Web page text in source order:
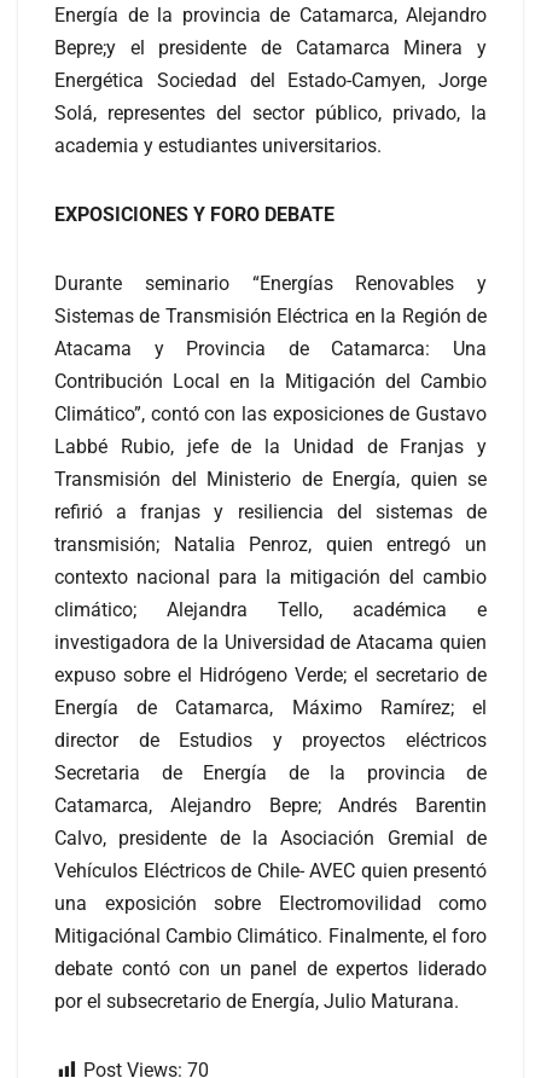
Energía de la provincia de Catamarca, Alejandro
Bepre;y el presidente de Catamarca Minera y
Energética Sociedad del Estado-Camyen, Jorge
Solá, representes del sector público, privado, la
academia y estudiantes universitarios.
EXPOSICIONES Y FORO DEBATE
Durante seminario “Energías Renovables y
Sistemas de Transmisión Eléctrica en la Región de
Atacama y Provincia de Catamarca: Una
Contribución Local en la Mitigación del Cambio
Climático”, contó con las exposiciones de Gustavo
Labbé Rubio, jefe de la Unidad de Franjas y
Transmisión del Ministerio de Energía, quien se
refirió a franjas y resiliencia del sistemas de
transmisión; Natalia Penroz, quien entregó un
contexto nacional para la mitigación del cambio
climático; Alejandra Tello, académica e
investigadora de la Universidad de Atacama quien
expuso sobre el Hidrógeno Verde; el secretario de
Energía de Catamarca, Máximo Ramírez; el
director de Estudios y proyectos eléctricos
Secretaria de Energía de la provincia de
Catamarca, Alejandro Bepre; Andrés Barentin
Calvo, presidente de la Asociación Gremial de
Vehículos Eléctricos de Chile- AVEC quien presentó
una exposición sobre Electromovilidad como
Mitigaciónal Cambio Climático. Finalmente, el foro
debate contó con un panel de expertos liderado
por el subsecretario de Energía, Julio Maturana.
Post Views: 70